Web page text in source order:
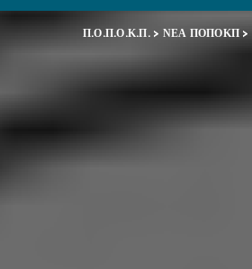
Π.Ο.Π.Ο.Κ.Π.> ΝΕΑ ΠΟΠΟΚΠ >